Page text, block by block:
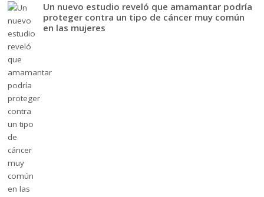
Un nuevo estudio reveló que amamantar podría
proteger contra un tipo de cáncer muy común
en las mujeres